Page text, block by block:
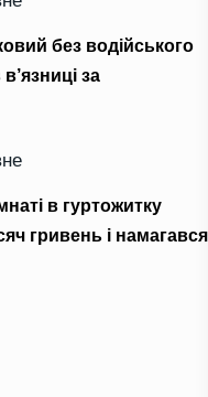
без водійського
за
в гуртожитку
гривень і намагався